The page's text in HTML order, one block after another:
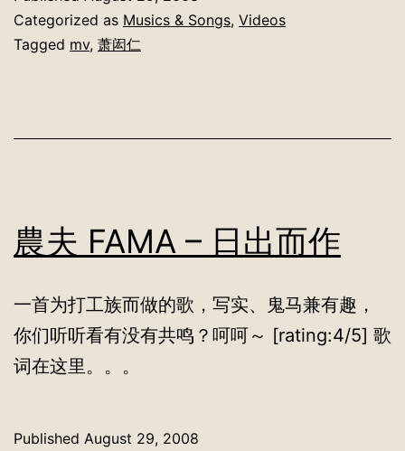
Categorized as Musics & Songs, Videos
Tagged mv, 萧闳仁
農夫 FAMA – 日出而作
一首为打工族而做的歌，写实、鬼马兼有趣，
你们听听看有没有共鸣？呵呵～ [rating:4/5] 歌
词在这里。。。
Published August 29, 2008